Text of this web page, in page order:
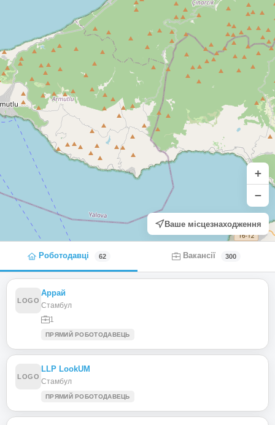
+
−
Ваше місцезнаходження
Роботодавці 62 Вакансії 300
LOGO
Аррай
Стамбул
1
ПРЯМИЙ РОБОТОДАВЕЦЬ
LOGO
LLP LookUM
Стамбул
ПРЯМИЙ РОБОТОДАВЕЦЬ